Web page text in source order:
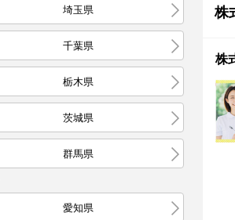
埼玉県
千葉県
栃木県
茨城県
群馬県
愛知県
株
株